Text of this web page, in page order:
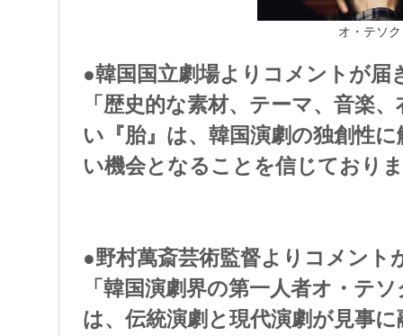
オ・テソク
●韓国国立劇場よりコメントが届
「歴史的な素材、テーマ、音楽
い『胎』は、韓国演劇の独創性
い機会となることを信じており
●野村萬斎芸術監督よりコメント
「韓国演劇界の第一人者オ・テ
は、伝統演劇と現代演劇が見事